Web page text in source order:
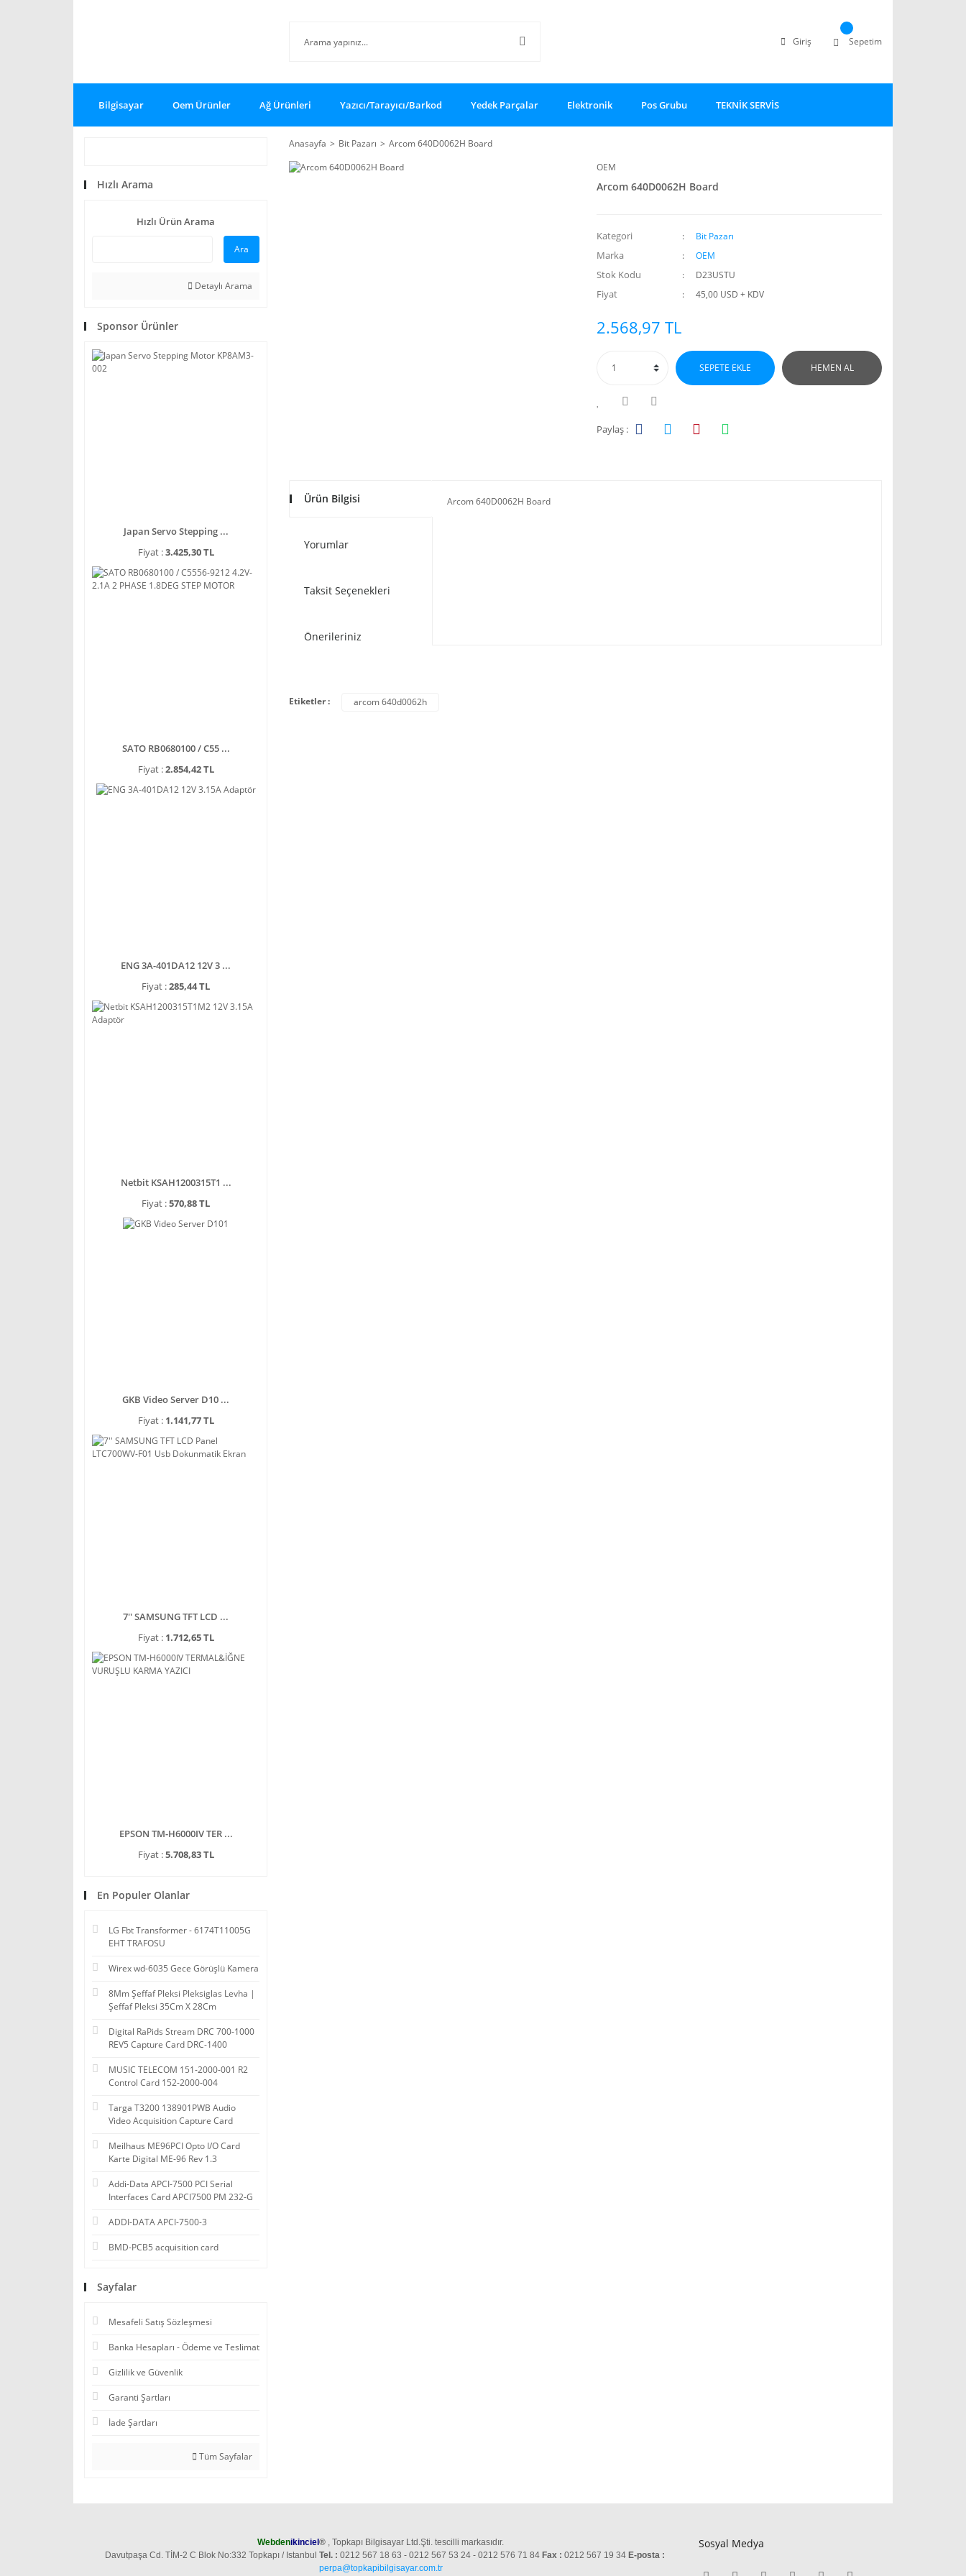
Giriş Sepetim
Bilgisayar Oem Ürünler Ağ Ürünleri Yazıcı/Tarayıcı/Barkod Yedek Parçalar Elektronik Pos Grubu TEKNİK SERVİS
Hızlı Arama
Hızlı Ürün Arama
Ara
Detaylı Arama
Sponsor Ürünler
Japan Servo Stepping ...
Fiyat :3.425,30 TL
SATO RB0680100 / C55 ...
Fiyat :2.854,42 TL
ENG 3A-401DA12 12V 3 ...
Fiyat :285,44 TL
Netbit KSAH1200315T1 ...
Fiyat :570,88 TL
GKB Video Server D10 ...
Fiyat : 1.141,77 TL
7'' SAMSUNG TFT LCD ...
Fiyat : 1.712,65 TL
EPSON TM-H6000IV TER ...
Fiyat :5.708,83 TL
En Populer Olanlar
LG Fbt Transformer - 6174T11005G
EHT TRAFOSU
Wirex wd-6035 Gece Görüşlü Kamera
8Mm Şeffaf Pleksi Pleksiglas Levha |
Şeffaf Pleksi 35Cm X 28Cm
Digital RaPids Stream DRC 700-1000
REV5 Capture Card DRC-1400
MUSIC TELECOM 151-2000-001 R2
Control Card 152-2000-004
Targa T3200 138901PWB Audio
Video Acquisition Capture Card
Meilhaus ME96PCI Opto I/O Card
Karte Digital ME-96 Rev 1.3
Addi-Data APCI-7500 PCI Serial
Interfaces Card APCI7500 PM 232-G
ADDI-DATA APCI-7500-3
BMD-PCB5 acquisition card
Sayfalar
Mesafeli Satış Sözleşmesi
Banka Hesapları - Ödeme ve Teslimat
Gizlilik ve Güvenlik
Garanti Şartları
İade Şartları
Tüm Sayfalar
Anasayfa Bit Pazarı
Arcom 640D0062H Board
OEM
Arcom 640D0062H Board
Kategori Bit Pazarı
Marka OEM
Stok Kodu D23USTU
Fiyat 45,00 USD + KDV
2.568,97 TL
SEPETE EKLE HEMEN AL
Paylaş :
Ürün Bilgisi
Yorumlar
Taksit Seçenekleri
Önerileriniz
Arcom 640D0062H Board
Etiketler : arcom 640d0062h
Webdenikinciel ® , Topkapı Bilgisayar Ltd.Şti. tescilli markasıdır.
Davutpaşa Cd. TİM-2 C Blok No:332 Topkapı / Istanbul Tel. : 0212 567 18 63 - 0212 567 53 24 - 0212 576 71 84 Fax : 0212 567 19 34 E-posta :
perpa@topkapibilgisayar.com.tr
Sosyal Medya